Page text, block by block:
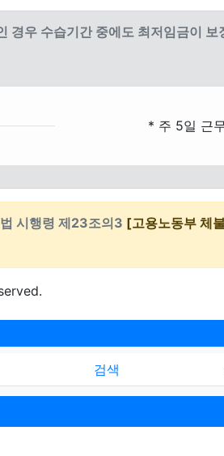
경우 수습기간 중에도 최저임금이 보
* 주 5일 근
시행령 제23조의3 [고용노동부 체
검색